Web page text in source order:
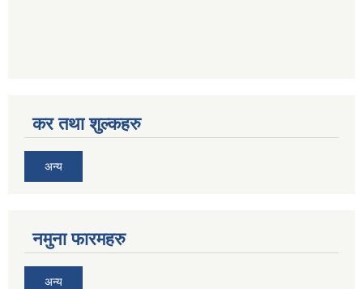
कर तथा शुल्कहरु
अन्य
नमुना फारमहरु
अन्य